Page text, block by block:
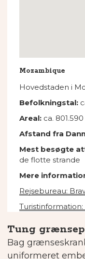
Mozambique
Hovedstaden i
Befolkningstal:
Areal: ca.
Afstand fra
Mest besøgte
de flotte strande
Mere
Rejsebureau:
Tung
Bag
uniformeret